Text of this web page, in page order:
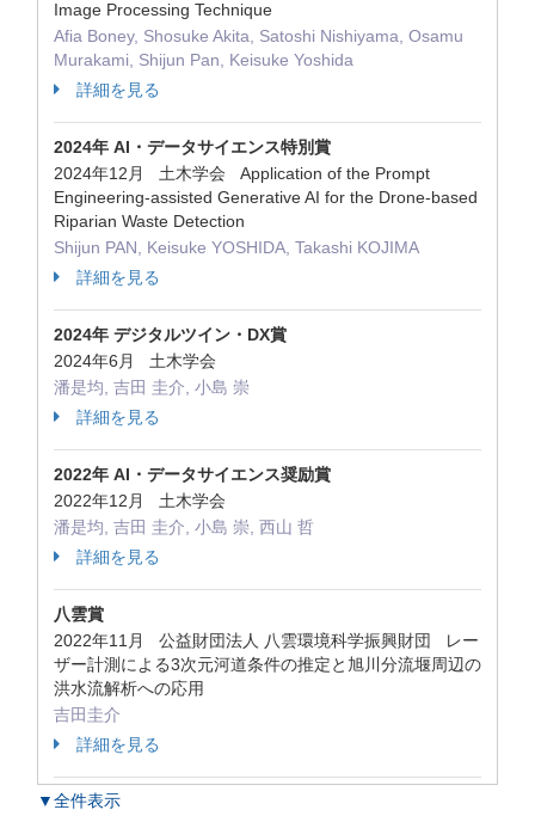
Image Processing Technique
Afia Boney, Shosuke Akita, Satoshi Nishiyama, Osamu
Murakami, Shijun Pan, Keisuke Yoshida
詳細を見る
2024年 AI・データサイエンス特別賞
2024年12月 土木学会 Application of the Prompt
Engineering-assisted Generative AI for the Drone-based
Riparian Waste Detection
Shijun PAN, Keisuke YOSHIDA, Takashi KOJIMA
詳細を見る
2024年 デジタルツイン・DX賞
2024年6月 土木学会
潘是均, 吉田 圭介, 小島 崇
詳細を見る
2022年 AI・データサイエンス奨励賞
2022年12月 土木学会
潘是均, 吉田 圭介, 小島 崇, 西山 哲
詳細を見る
八雲賞
2022年11月 公益財団法人 八雲環境科学振興財団 レー
ザー計測による3次元河道条件の推定と旭川分流堰周辺の
洪水流解析への応用
吉田圭介
詳細を見る
▼全件表示